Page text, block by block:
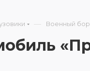
— Военный